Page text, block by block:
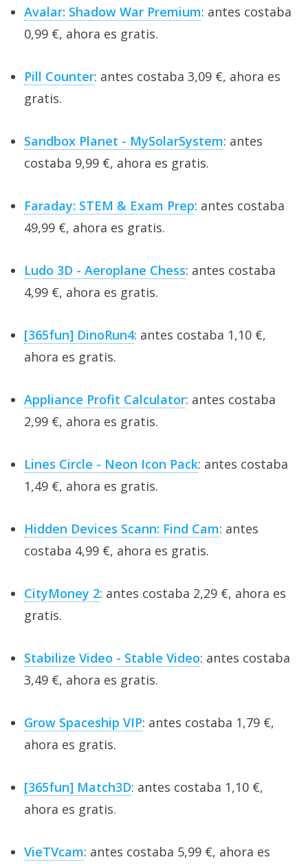
Avalar: Shadow War Premium: antes costaba
0,99 €, ahora es gratis.
Pill Counter: antes costaba 3,09 €, ahora es
gratis.
Sandbox Planet - MySolarSystem: antes
costaba 9,99 €, ahora es gratis.
Faraday: STEM & Exam Prep: antes costaba
49,99 €, ahora es gratis.
Ludo 3D - Aeroplane Chess: antes costaba
4,99 €, ahora es gratis.
[365fun] DinoRun4: antes costaba 1,10 €,
ahora es gratis.
Appliance Profit Calculator: antes costaba
2,99 €, ahora es gratis.
Lines Circle - Neon Icon Pack: antes costaba
1,49 €, ahora es gratis.
Hidden Devices Scann: Find Cam: antes
costaba 4,99 €, ahora es gratis.
CityMoney 2: antes costaba 2,29 €, ahora es
gratis.
Stabilize Video - Stable Video: antes costaba
3,49 €, ahora es gratis.
Grow Spaceship VIP: antes costaba 1,79 €,
ahora es gratis.
[365fun] Match3D: antes costaba 1,10 €,
ahora es gratis.
VieTVcam: antes costaba 5,99 €, ahora es